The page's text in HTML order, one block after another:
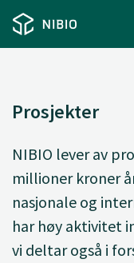
Prosjekter
NIBIO lever av
millioner kroner
nasjonale og
har høy aktivitet
vi deltar også i